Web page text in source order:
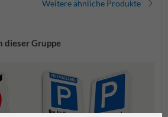
Weitere ähnliche Produkte
dieser Gruppe